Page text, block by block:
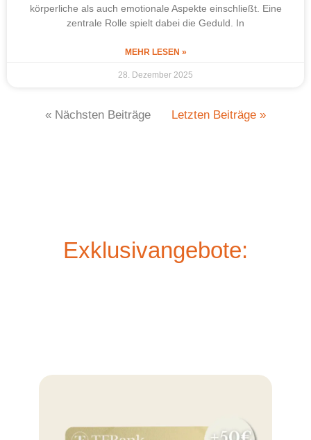
körperliche als auch emotionale Aspekte einschließt. Eine
zentrale Rolle spielt dabei die Geduld. In
MEHR LESEN »
28. Dezember 2025
« Nächsten Beiträge Letzten Beiträge »
Exklusivangebote: